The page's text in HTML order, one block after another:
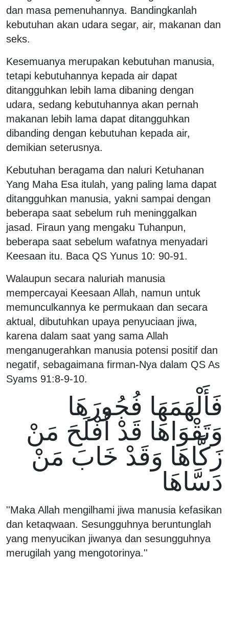
dan masa pemenuhannya. Bandingkanlah
kebutuhan akan udara segar, air, makanan dan
seks.
Kesemuanya merupakan kebutuhan manusia,
tetapi kebutuhannya kepada air dapat
ditangguhkan lebih lama dibaning dengan
udara, sedang kebutuhannya akan pernah
makanan lebih lama dapat ditangguhkan
dibanding dengan kebutuhan kepada air,
demikian seterusnya.
Kebutuhan beragama dan naluri Ketuhanan
Yang Maha Esa itulah, yang paling lama dapat
ditangguhkan manusia, yakni sampai dengan
beberapa saat sebelum ruh meninggalkan
jasad. Firaun yang mengaku Tuhanpun,
beberapa saat sebelum wafatnya menyadari
Keesaan itu. Baca QS Yunus 10: 90-91.
Walaupun secara naluriah manusia
mempercayai Keesaan Allah, namun untuk
memunculkannya ke permukaan dan secara
aktual, dibutuhkan upaya penyuciaan jiwa,
karena dalam saat yang sama Allah
menganugerahkan manusia potensi positif dan
negatif, sebagaimana firman-Nya dalam QS As
Syams 91:8-9-10.
فَأَلْهَمَهَا فُجُورَهَا
وَتَقْوَاهَا قَدْ أَفْلَحَ مَنْ
زَكَّاهَا وَقَدْ خَابَ مَنْ
دَسَّاهَا
''Maka Allah mengilhami jiwa manusia kefasikan
dan ketaqwaan. Sesungguhnya beruntunglah
yang menyucikan jiwanya dan sesungguhnya
merugilah yang mengotorinya.''